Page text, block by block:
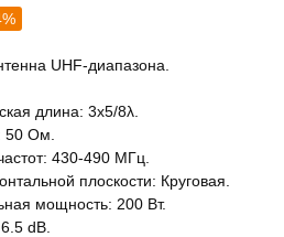
UHF-диапазона.
длина: 3x5/8λ.
50 Ом.
430-490 МГц.
плоскости: Круговая.
мощность: 200 Вт.
dB.